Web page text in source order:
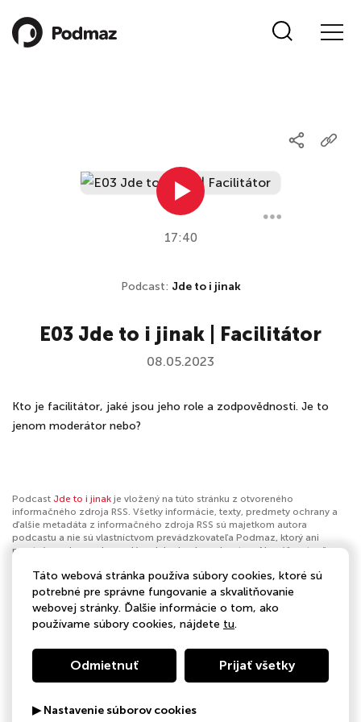
17:40
Podcast: Jde to i jinak
E03 Jde to i jinak | Facilitátor
08.05.2023
Kto je facilitátor, jaké jsou jeho role a zodpovědnosti. Je to
jenom moderátor nebo?
Podcast Jde to i jinak je vložený na túto stránku z otvoreného
informačného zdroja RSS. Všetky informácie, texty, predmety ochrany a
ďalšie metadáta z informačného zdroja RSS sú majetkom autora
podcastu a nie sú vlastníctvom prevádzkovateľa Podmaz, ktorý ani
nevytvára ani nezodpovedá za ich obsah podcastov. Ak máš za to, že
nahlásiť obsah. Ak je toto tvoj podcast a chceš získať kontrolu nad týmto
profilomklikni sem.
Autor:Katka Pavlíková & Zdenka Plánková
Kategórie:
Táto webová stránka používa súbory cookies, ktoré sú
potrebné pre správne fungovanie a skvalitňovanie
webovej stránky. Ďalšie informácie o tom, ako
používame súbory cookies, nájdete tu.
Odmietnuť Prijať všetky
▶ Nastavenie súborov cookies